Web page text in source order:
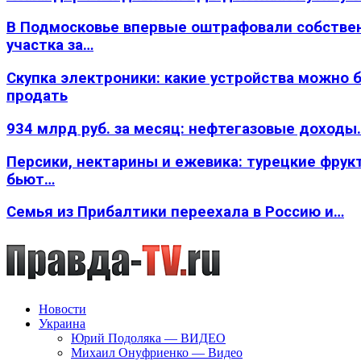
В Подмосковье впервые оштрафовали
участка за…
Скупка электроники: какие устройства можно
продать
934 млрд руб. за месяц: нефтегазовые
Персики, нектарины и ежевика: турецкие
бьют…
Семья из Прибалтики переехала в Россию и…
Новости
Украина
Юрий Подоляка — ВИДЕО
Михаил Онуфриенко — Видео